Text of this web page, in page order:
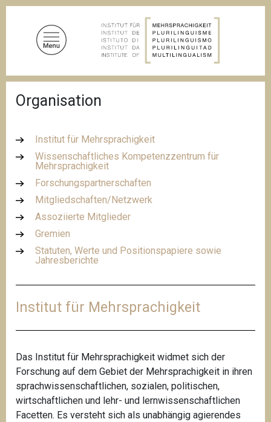
D
f
a
Organisation
Institut für Mehrsprachigkeit
Wissenschaftliches Kompetenzzentrum für
Mehrsprachigkeit
Forschungspartnerschaften
Mitgliedschaften/Netzwerk
Assoziierte Mitglieder
Gremien
Statuten, Werte und Positionspapiere sowie
Jahresberichte
Institut für Mehrsprachigkeit
Das Institut für Mehrsprachigkeit widmet sich der
Forschung auf dem Gebiet der Mehrsprachigkeit in ihren
sprachwissenschaftlichen, sozialen, politischen,
wirtschaftlichen und lehr- und lernwissenschaftlichen
Facetten. Es versteht sich als unabhängig agierendes